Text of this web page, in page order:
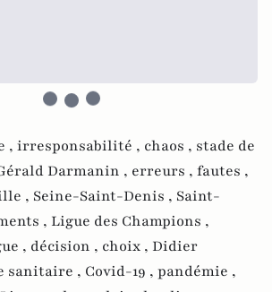
, irresponsabilité , chaos , stade de
Darmanin , erreurs , fautes ,
, Seine-Saint-Denis , Saint-
, Ligue des Champions ,
, décision , choix , Didier
sanitaire , Covid-19 , pandémie ,